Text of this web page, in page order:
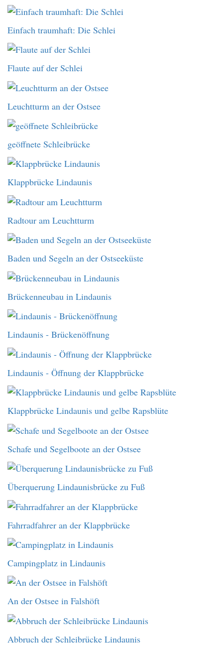
Einfach traumhaft: Die Schlei
Flaute auf der Schlei
Leuchtturm an der Ostsee
geöffnete Schleibrücke
Klappbrücke Lindaunis
Radtour am Leuchtturm
Baden und Segeln an der Ostseeküste
Brückenneubau in Lindaunis
Lindaunis - Brückenöffnung
Lindaunis - Öffnung der Klappbrücke
Klappbrücke Lindaunis und gelbe Rapsblüte
Schafe und Segelboote an der Ostsee
Überquerung Lindaunisbrücke zu Fuß
Fahrradfahrer an der Klappbrücke
Campingplatz in Lindaunis
An der Ostsee in Falshöft
Abbruch der Schleibrücke Lindaunis